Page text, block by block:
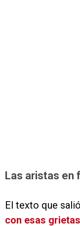
Las aristas en
El texto que
con esas